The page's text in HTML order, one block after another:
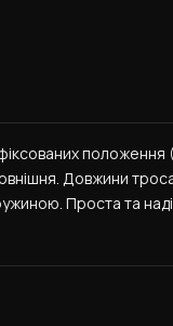
положення
Довжини
Проста та